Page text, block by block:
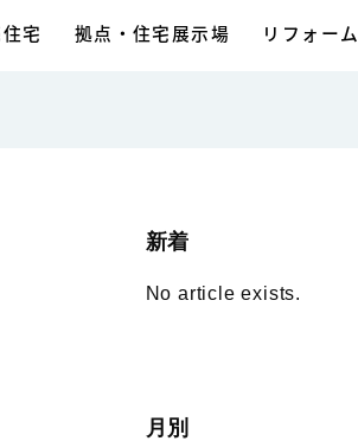
宅 拠点・住宅展示場 リフォーム
新着
No article exists.
月別